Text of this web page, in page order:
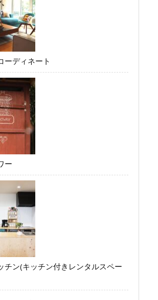
ーディネート
ー
チン(キッチン付きレンタルスペー